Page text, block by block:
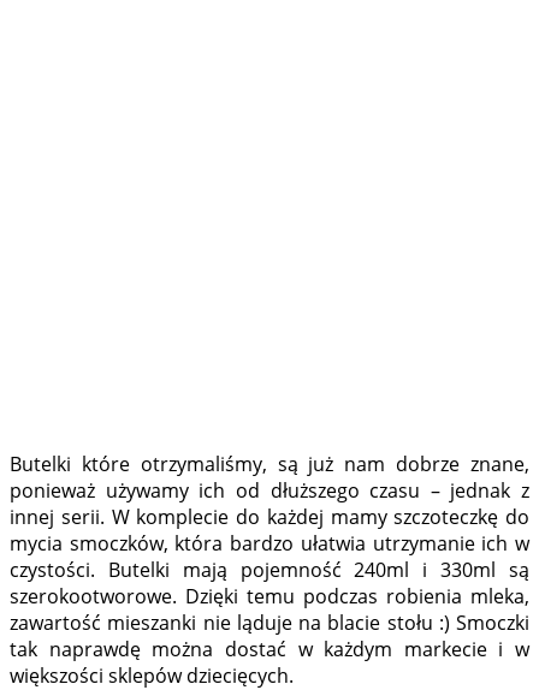
Butelki które otrzymaliśmy, są już nam dobrze znane,
ponieważ używamy ich od dłuższego czasu – jednak z
innej serii. W komplecie do każdej mamy szczoteczkę do
mycia smoczków, która bardzo ułatwia utrzymanie ich w
czystości. Butelki mają pojemność 240ml i 330ml są
szerokootworowe. Dzięki temu podczas robienia mleka,
zawartość mieszanki nie ląduje na blacie stołu :) Smoczki
tak naprawdę można dostać w każdym markecie i w
większości sklepów dziecięcych.